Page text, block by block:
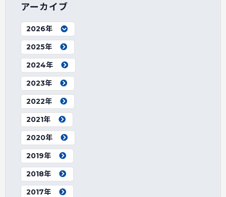
アーカイブ
2026年
2025年
2024年
2023年
2022年
2021年
2020年
2019年
2018年
2017年